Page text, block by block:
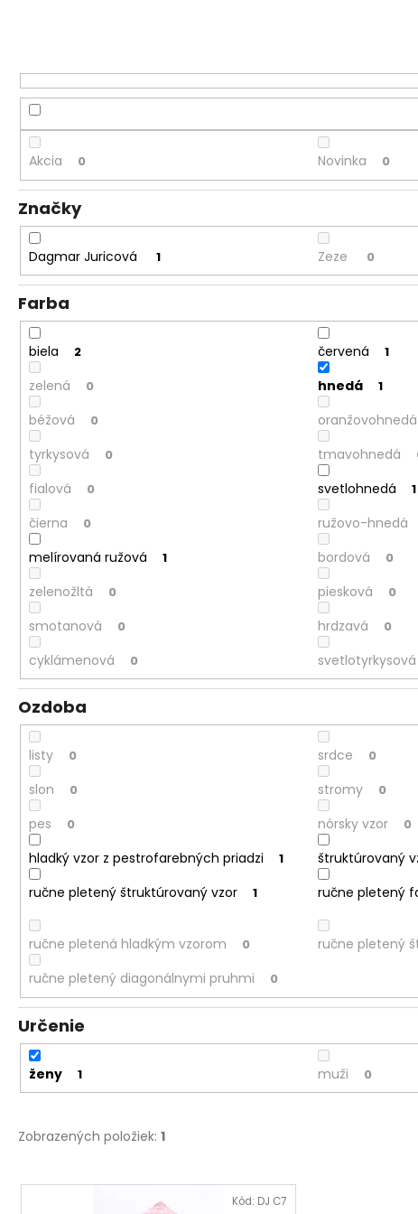
Akcia 0 Novinka 0
Značky
Dagmar Juricová 1 Zeze 0
Farba
biela 2 červená 1
zelená 0 hnedá 1
béžová 0 oranžovohnedá
tyrkysová 0 tmavohnedá
fialová 0 svetlohnedá 1
čierna 0 ružovo-hnedá
melírovaná ružová 1 bordová 0
zelenožltá 0 piesková 0
smotanová 0 hrdzavá 0
cyklámenová 0 svetlotyrkysová
Ozdoba
listy 0 srdce 0
slon 0 stromy 0
pes 0 nórsky vzor 0
hladký vzor z pestrofarebných priadzi 1 štruktúrovaný
ručne pletený štruktúrovaný vzor 1 ručne pletený
ručne pletená hladkým vzorom 0 ručne pletený
ručne pletený diagonálnymi pruhmi 0
Určenie
ženy 1 muži 0
Zobrazených položiek: 1
V
Kód: DJ C7